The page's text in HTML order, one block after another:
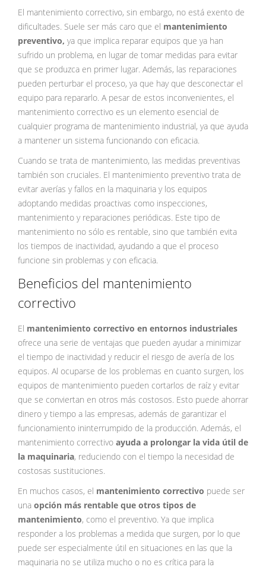
El mantenimiento correctivo, sin embargo, no está exento de
dificultades. Suele ser más caro que el mantenimiento
preventivo, ya que implica reparar equipos que ya han
sufrido un problema, en lugar de tomar medidas para evitar
que se produzca en primer lugar. Además, las reparaciones
pueden perturbar el proceso, ya que hay que desconectar el
equipo para repararlo. A pesar de estos inconvenientes, el
mantenimiento correctivo es un elemento esencial de
cualquier programa de mantenimiento industrial, ya que ayuda
a mantener un sistema funcionando con eficacia.
Cuando se trata de mantenimiento, las medidas preventivas
también son cruciales. El mantenimiento preventivo trata de
evitar averías y fallos en la maquinaria y los equipos
adoptando medidas proactivas como inspecciones,
mantenimiento y reparaciones periódicas. Este tipo de
mantenimiento no sólo es rentable, sino que también evita
los tiempos de inactividad, ayudando a que el proceso
funcione sin problemas y con eficacia.
Beneficios del mantenimiento
correctivo
El mantenimiento correctivo en entornos industriales
ofrece una serie de ventajas que pueden ayudar a minimizar
el tiempo de inactividad y reducir el riesgo de avería de los
equipos. Al ocuparse de los problemas en cuanto surgen, los
equipos de mantenimiento pueden cortarlos de raíz y evitar
que se conviertan en otros más costosos. Esto puede ahorrar
dinero y tiempo a las empresas, además de garantizar el
funcionamiento ininterrumpido de la producción. Además, el
mantenimiento correctivo ayuda a prolongar la vida útil de
la maquinaria, reduciendo con el tiempo la necesidad de
costosas sustituciones.
En muchos casos, el mantenimiento correctivo puede ser
una opción más rentable que otros tipos de
mantenimiento, como el preventivo. Ya que implica
responder a los problemas a medida que surgen, por lo que
puede ser especialmente útil en situaciones en las que la
maquinaria no se utiliza mucho o no es crítica para la